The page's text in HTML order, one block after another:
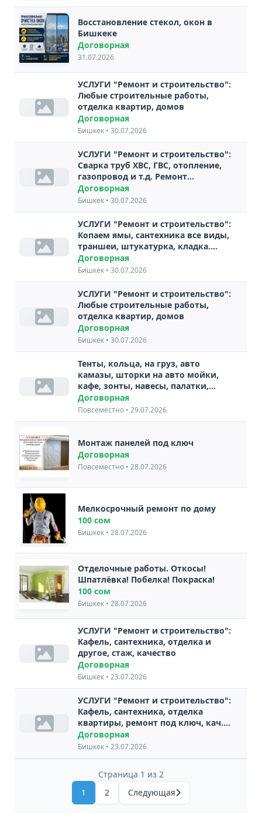
Восстановление стекол, окон в
Бишкеке
Договорная
31.07.2026
УСЛУГИ "Ремонт и строительство":
Любые строительные работы,
отделка квартир, домов
Договорная
Бишкек • 30.07.2026
УСЛУГИ "Ремонт и строительство":
Сварка труб ХВС, ГВС, отопление,
газопровод и т.д. Ремонт
сантехники и электрики. Выезд
сварочные работы от 3х тыс.
Договорная
Бишкек • 30.07.2026
УСЛУГИ "Ремонт и строительство":
Копаем ямы, сантехника все виды,
траншеи, штукатурка, кладка.
Андрей
Договорная
Бишкек • 30.07.2026
УСЛУГИ "Ремонт и строительство":
Любые строительные работы,
отделка квартир, домов
Договорная
Бишкек • 30.07.2026
Тенты, кольца, на груз, авто
камазы, шторки на авто мойки,
кафе, зонты, навесы, палатки,
боксерские груши, настилы, на
спортивные маты
Высококвалифицированный и
Договорная
Повсеместно • 29.07.2026
Монтаж панелей под ключ
Договорная
Повсеместно • 28.07.2026
Мелкосрочный ремонт по дому
100 сом
Бишкек • 28.07.2026
Отделочные работы. Откосы!
Шпатлёвка! Побелка! Покраска!
100 сом
Бишкек • 28.07.2026
УСЛУГИ "Ремонт и строительство":
Кафель, сантехника, отделка и
другое, стаж, качество
Договорная
Бишкек • 23.07.2026
УСЛУГИ "Ремонт и строительство":
Кафель, сантехника, отделка
квартиры, ремонт под ключ, кач.
гар.
Договорная
Бишкек • 23.07.2026
Страница 1 из 2
1
2 Следующая